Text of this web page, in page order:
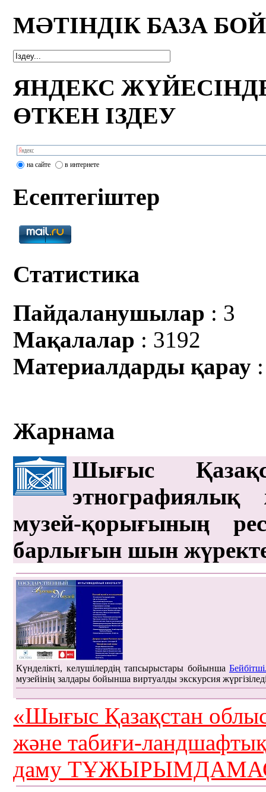
МӘТІНДІК БАЗА
ЯНДЕКС
ӨТКЕН ІЗДЕУ
на сайте в интернете
Есептегіштер
Статистика
Пайдаланушылар : 3
Мақалалар : 3192
Материалдарды қарау
Жарнама
Шығыс
этнографиялық
музей-қорығының
барлығын шын
Күнделікті, келушілердің тапсырыстары бойынша
музейінің залдары бойынша виртуалды экскурсия
«Шығыс Қазақстан
және табиғи-
даму